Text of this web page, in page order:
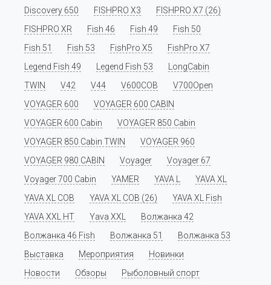
Discovery 650 FISHPRO X3
FISHPRO X7 (26)
FISHPRO XR
Fish 46 Fish 49
Fish 50
Fish 51
Fish 53 FishPro X5
FishPro X7
Legend Fish 49
Legend Fish 53
LongCabin
TWIN
V42 V44 V600COB
V700Open
VOYAGER 600
VOYAGER 600 CABIN
VOYAGER 600 Cabin
VOYAGER 850 Cabin
VOYAGER 850 Cabin TWIN
VOYAGER 960
VOYAGER 980 CABIN
Voyager
Voyager 67
Voyager 700 Cabin
YAMER YAVA L
YAVA XL
YAVA XL COB
YAVA XL COB (26)
YAVA XL Fish
YAVA XXL HT
Yava XXL
Волжанка 42
Волжанка 46 Fish
Волжанка 51
Волжанка 53
Выставка
Мероприятия
Новинки
Новости
Обзоры Рыболовный спорт